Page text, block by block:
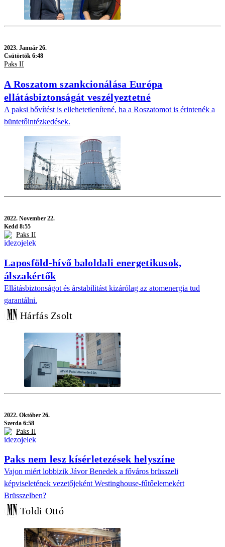
2023. Január 26.
Csütörtök 6:48
Paks II
A Roszatom szankcionálása Európa
ellátásbiztonságát veszélyeztetné
A paksi bővítést is ellehetetlenítené, ha a Roszatomot is érintenék a
büntetőintézkedések.
2022. November 22.
Kedd 8:55
Paks II
Laposföld-hívő baloldali energetikusok,
álszakértők
Ellátásbiztonságot és árstabilitást kizárólag az atomenergia tud
garantálni.
Hárfás Zsolt
2022. Október 26.
Szerda 6:58
Paks II
Paks nem lesz kísérletezések helyszíne
Vajon miért lobbizik Jávor Benedek a főváros brüsszeli
képviseletének vezetőjeként Westinghouse-fűtőelemekért
Brüsszelben?
Toldi Ottó